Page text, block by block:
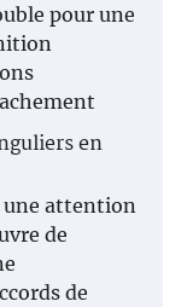
pour une
en
une attention
de
de